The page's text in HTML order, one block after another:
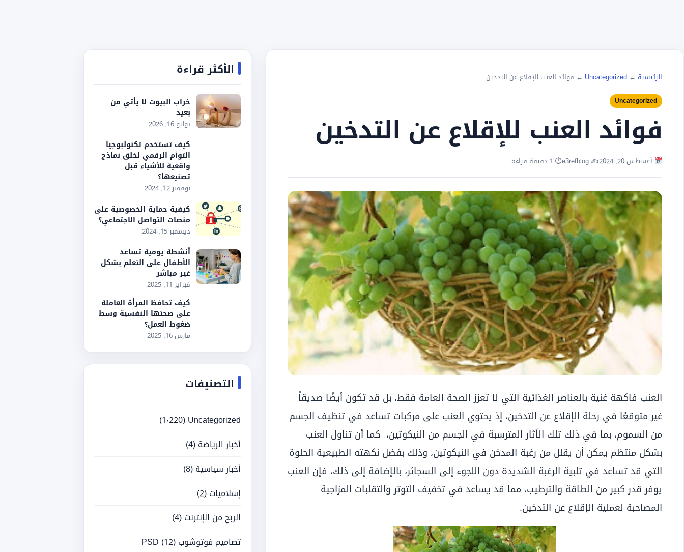
الرئيسية ←
Uncategorized
← فوائد العنب للإقلاع عن التدخين
Uncategorized
فوائد العنب للإقلاع عن التدخين
أغسطس 20, 2024 ✍️ e3refblog ⏱ 1 دقيقة قراءة
العنب فاكهة غنية بالعناصر الغذائية التي لا تعزز الصحة العامة فقط، بل قد تكون أيضًا صديقاً
غير متوقعًا في رحلة الإقلاع عن التدخين، إذ يحتوي العنب على مركبات تساعد في تنظيف الجسم
من السموم، بما في ذلك تلك الاَثار المترسبة في الجسم من النيكوتين، كما أن تناول العنب
بشكل منتظم يمكن أن يقلل من رغبة المدخن في النيكوتين، وذلك بفضل نكهته الطبيعية الحلوة
التي قد تساعد في تلبية الرغبة الشديدة دون اللجوء إلى السجائر، بالإضافة إلى ذلك، فإن العنب
يوفر قدر كبير من الطاقة والترطيب، مما قد يساعد في تخفيف التوتر والتقلبات المزاجية
المصاحبة لعملية الإقلاع عن التدخين.
الأكثر قراءة
خراب البيوت لا يأتي من
بعيد
يوليو 16, 2026
كيف تستخدم تكنولبوجيا
التوأم الرقمي لخلق نماذج
واقعية للأشياء قبل
تصنيعها؟
نوفمبر 12, 2024
كيفية حماية الخصوصية على
منصات التواصل الاجتماعي؟
ديسمبر 15, 2024
أنشطة يومية تساعد
الأطفال على التعلم بشكل
غير مباشر
فبراير 11, 2025
كيف تحافظ المرأة العاملة
على صحتها النفسية وسط
ضغوط العمل؟
مارس 16, 2025
التصنيفات
Uncategorized(1٬220)
أخبار الرياضة(4)
أخبار سياسية(8)
إسلاميات(2)
الربح من الإنترنت(4)
تصاميم فوتوشوب PSD(12)